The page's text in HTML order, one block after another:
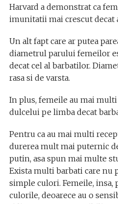
Harvard a demonstrat ca
imunitatii mai crescut decat
Un alt fapt care ar putea
diametrul parului femeilor
decat cel al barbatilor.
rasa si de varsta.
In plus, femeile au mai
dulcelui pe limba decat
Pentru ca au mai multi
durerea mult mai puternic
putin, asa spun mai multe
Exista multi barbati care nu
simple culori. Femeile,
culorile, deoarece au o